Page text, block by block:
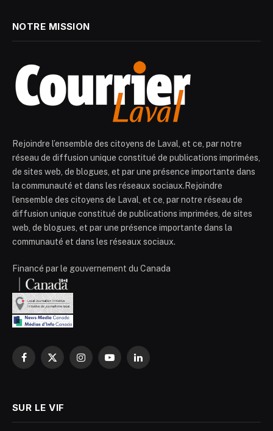
NOTRE MISSION
Rejoindre l’ensemble des citoyens de Laval, et ce, par notre
réseau de diffusion unique constitué de publications imprimées,
de sites web, de blogues, et par une présence importante dans
la communauté et dans les réseaux sociaux.Rejoindre
l’ensemble des citoyens de Laval, et ce, par notre réseau de
diffusion unique constitué de publications imprimées, de sites
web, de blogues, et par une présence importante dans la
communauté et dans les réseaux sociaux.
Financé par le gouvernement du Canada
Facebook
X
InstagramYouTubeLinkedIn
SUR LE VIF